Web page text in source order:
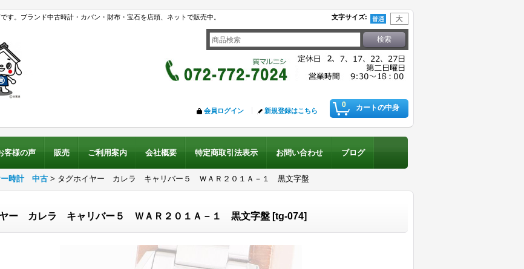
す。ブランド中古時計・カバン・財布・宝石を店頭、ネットで販売中。 文字サイズ:
0 カートの中身
会員ログイン 新規登録はこちら
客様の声 販売 ご利用案内 会社概要 特定商取引法表示 お問い合わせ ブログ
ー時計 中古 > タグホイヤー カレラ キャリバー５ ＷＡＲ２０１Ａ－１ 黒文字盤
ヤー カレラ キャリバー５ ＷＡＲ２０１Ａ－１ 黒文字盤 [tg-074]